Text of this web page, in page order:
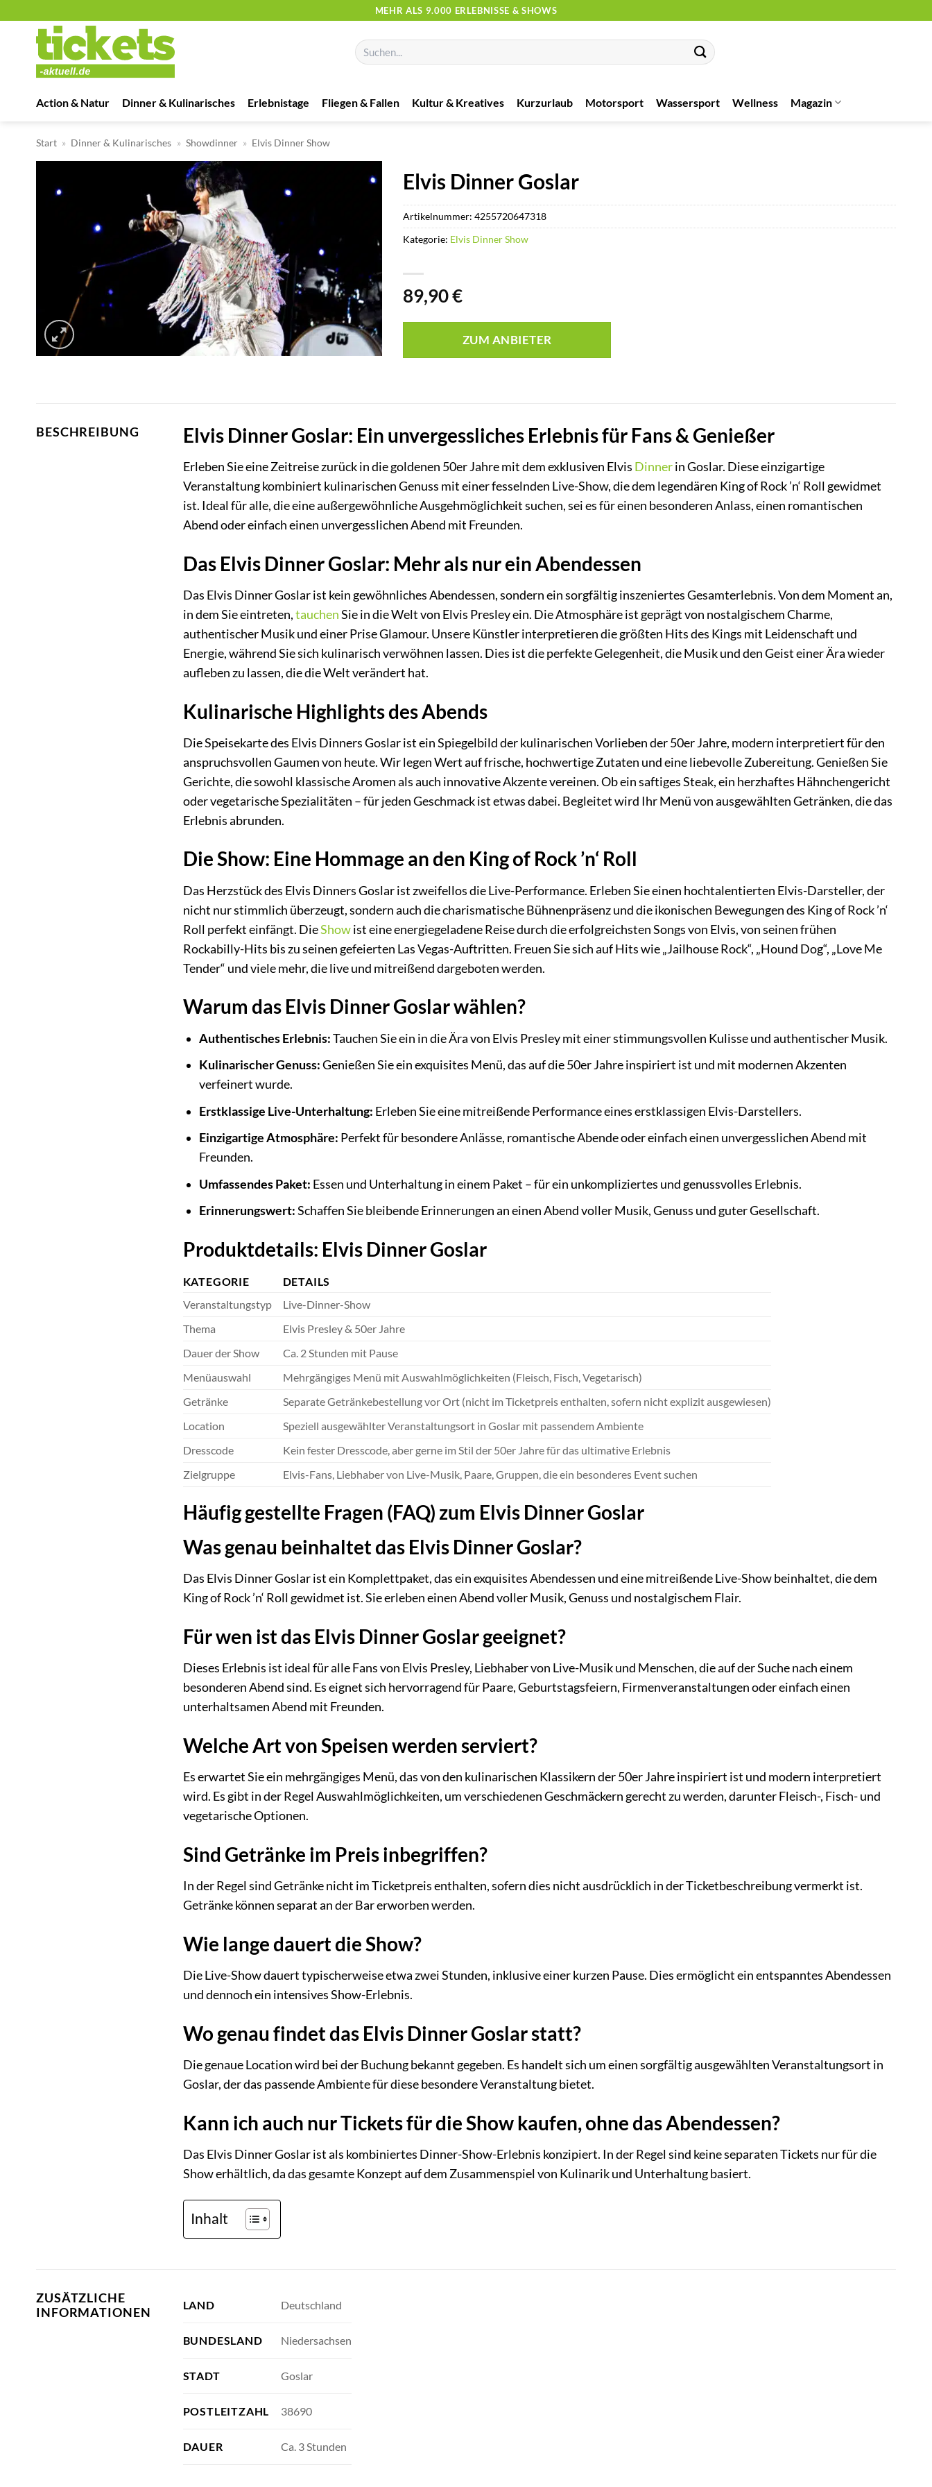
springen
MEHR ALS 9.000 ERLEBNISSE & SHOWS
Suchen
nach:
Action & Natur Dinner & Kulinarisches Erlebnistage Fliegen & Fallen Kultur & Kreatives Kurzurlaub Motorsport Wassersport Wellness Magazin
Start » Dinner & Kulinarisches » Showdinner » Elvis Dinner Show
Elvis Dinner Goslar
89,90€
ZUM ANBIETER
Artikelnummer:4255720647318
Kategorie: Elvis Dinner Show
BESCHREIBUNG Elvis Dinner Goslar: Ein unvergessliches Erlebnis für Fans & Genießer
Erleben Sie eine Zeitreise zurück in die goldenen 50er Jahre mit dem exklusiven Elvis Dinnerin Goslar. Diese einzigartige
Veranstaltung kombiniert kulinarischen Genuss mit einer fesselnden Live-Show, die dem legendären King of Rock ’n‘ Roll gewidmet
ist. Ideal für alle, die eine außergewöhnliche Ausgehmöglichkeit suchen, sei es für einen besonderen Anlass, einen romantischen
Abend oder einfach einen unvergesslichen Abend mit Freunden.
Das Elvis Dinner Goslar: Mehr als nur ein Abendessen
Das Elvis Dinner Goslar ist kein gewöhnliches Abendessen, sondern ein sorgfältig inszeniertes Gesamterlebnis. Von dem Moment an,
in dem Sie eintreten,tauchenSie in die Welt von Elvis Presley ein. Die Atmosphäre ist geprägt von nostalgischem Charme,
authentischer Musik und einer Prise Glamour. Unsere Künstler interpretieren die größten Hits des Kings mit Leidenschaft und
Energie, während Sie sich kulinarisch verwöhnen lassen. Dies ist die perfekte Gelegenheit, die Musik und den Geist einer Ära wieder
aufleben zu lassen, die die Welt verändert hat.
Kulinarische Highlights des Abends
Die Speisekarte des Elvis Dinners Goslar ist ein Spiegelbild der kulinarischen Vorlieben der 50er Jahre, modern interpretiert für den
anspruchsvollen Gaumen von heute. Wir legen Wert auf frische, hochwertige Zutaten und eine liebevolle Zubereitung. Genießen Sie
Gerichte, die sowohl klassische Aromen als auch innovative Akzente vereinen. Ob ein saftiges Steak, ein herzhaftes Hähnchengericht
oder vegetarische Spezialitäten – für jeden Geschmack ist etwas dabei. Begleitet wird Ihr Menü von ausgewählten Getränken, die das
Erlebnis abrunden.
Die Show: Eine Hommage an den King of Rock ’n‘ Roll
Das Herzstück des Elvis Dinners Goslar ist zweifellos die Live-Performance. Erleben Sie einen hochtalentierten Elvis-Darsteller, der
nicht nur stimmlich überzeugt, sondern auch die charismatische Bühnenpräsenz und die ikonischen Bewegungen des King of Rock ’n‘
Roll perfekt einfängt. DieShowist eine energiegeladene Reise durch die erfolgreichsten Songs von Elvis, von seinen frühen
Rockabilly-Hits bis zu seinen gefeierten Las Vegas-Auftritten. Freuen Sie sich auf Hits wie „Jailhouse Rock“, „Hound Dog“, „Love Me
Tender“ und viele mehr, die live und mitreißend dargeboten werden.
Warum das Elvis Dinner Goslar wählen?
Authentisches Erlebnis:Tauchen Sie ein in die Ära von Elvis Presley mit einer stimmungsvollen Kulisse und authentischer Musik.
Kulinarischer Genuss:Genießen Sie ein exquisites Menü, das auf die 50er Jahre inspiriert ist und mit modernen Akzenten
verfeinert wurde.
Erstklassige Live-Unterhaltung: Erleben Sie eine mitreißende Performance eines erstklassigen Elvis-Darstellers.
Einzigartige Atmosphäre: Perfekt für besondere Anlässe, romantische Abende oder einfach einen unvergesslichen Abend mit
Freunden.
Umfassendes Paket: Essen und Unterhaltung in einem Paket – für ein unkompliziertes und genussvolles Erlebnis.
Erinnerungswert:Schaffen Sie bleibende Erinnerungen an einen Abend voller Musik, Genuss und guter Gesellschaft.
Produktdetails: Elvis Dinner Goslar
KATEGORIE
DETAILS
Veranstaltungstyp
Live-Dinner-Show
Thema
Elvis Presley & 50er Jahre
Dauer der Show
Ca. 2 Stunden mit Pause
Menüauswahl
Mehrgängiges Menü mit Auswahlmöglichkeiten (Fleisch, Fisch, Vegetarisch)
Getränke
Separate Getränkebestellung vor Ort (nicht im Ticketpreis enthalten, sofern nicht explizit ausgewiesen)
Location
Speziell ausgewählter Veranstaltungsort in Goslar mit passendem Ambiente
Dresscode
Kein fester Dresscode, aber gerne im Stil der 50er Jahre für das ultimative Erlebnis
Zielgruppe
Elvis-Fans, Liebhaber von Live-Musik, Paare, Gruppen, die ein besonderes Event suchen
Häufig gestellte Fragen (FAQ) zum Elvis Dinner Goslar
Was genau beinhaltet das Elvis Dinner Goslar?
Das Elvis Dinner Goslar ist ein Komplettpaket, das ein exquisites Abendessen und eine mitreißende Live-Show beinhaltet, die dem
King of Rock ’n‘ Roll gewidmet ist. Sie erleben einen Abend voller Musik, Genuss und nostalgischem Flair.
Für wen ist das Elvis Dinner Goslar geeignet?
Dieses Erlebnis ist ideal für alle Fans von Elvis Presley, Liebhaber von Live-Musik und Menschen, die auf der Suche nach einem
besonderen Abend sind. Es eignet sich hervorragend für Paare, Geburtstagsfeiern, Firmenveranstaltungen oder einfach einen
unterhaltsamen Abend mit Freunden.
Welche Art von Speisen werden serviert?
Es erwartet Sie ein mehrgängiges Menü, das von den kulinarischen Klassikern der 50er Jahre inspiriert ist und modern interpretiert
wird. Es gibt in der Regel Auswahlmöglichkeiten, um verschiedenen Geschmäckern gerecht zu werden, darunter Fleisch-, Fisch- und
vegetarische Optionen.
Sind Getränke im Preis inbegriffen?
In der Regel sind Getränke nicht im Ticketpreis enthalten, sofern dies nicht ausdrücklich in der Ticketbeschreibung vermerkt ist.
Getränke können separat an der Bar erworben werden.
Wie lange dauert die Show?
Die Live-Show dauert typischerweise etwa zwei Stunden, inklusive einer kurzen Pause. Dies ermöglicht ein entspanntes Abendessen
und dennoch ein intensives Show-Erlebnis.
Wo genau findet das Elvis Dinner Goslar statt?
Die genaue Location wird bei der Buchung bekannt gegeben. Es handelt sich um einen sorgfältig ausgewählten Veranstaltungsort in
Goslar, der das passende Ambiente für diese besondere Veranstaltung bietet.
Kann ich auch nur Tickets für die Show kaufen, ohne das Abendessen?
Das Elvis Dinner Goslar ist als kombiniertes Dinner-Show-Erlebnis konzipiert. In der Regel sind keine separaten Tickets nur für die
Show erhältlich, da das gesamte Konzept auf dem Zusammenspiel von Kulinarik und Unterhaltung basiert.
Inhalt
ZUSÄTZLICHE
INFORMATIONEN
LAND Deutschland
BUNDESLAND Niedersachsen
STADT Goslar
POSTLEITZAHL 38690
DAUER Ca. 3 Stunden